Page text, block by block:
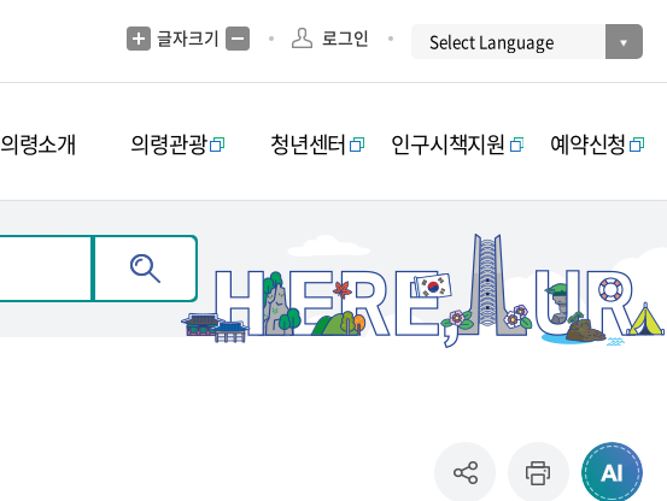
글자크기 로그인
의령소개 의령관광 청년센터 인구시책지원 예약신청